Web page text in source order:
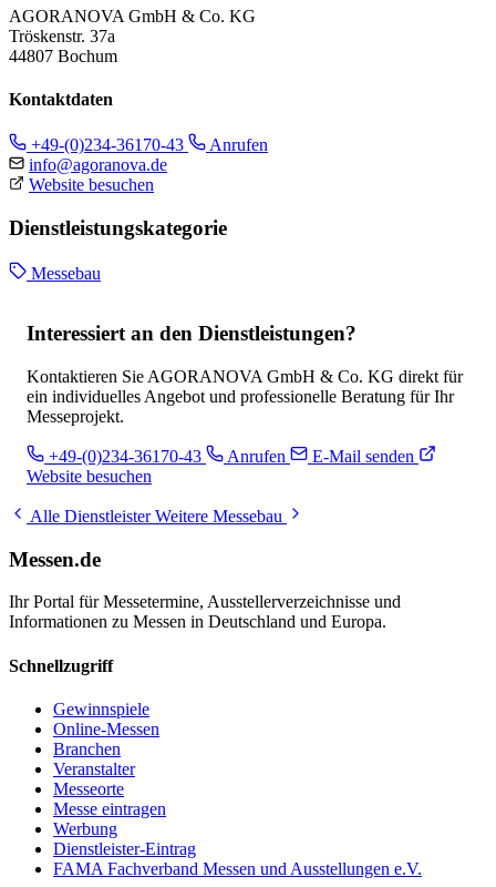
AGORANOVA GmbH & Co. KG
Tröskenstr. 37a
44807 Bochum
Kontaktdaten
+49-(0)234-36170-43
Anrufen
info@agoranova.de
Website besuchen
Dienstleistungskategorie
Messebau
Interessiert an den Dienstleistungen?
Kontaktieren Sie AGORANOVA GmbH & Co. KG direkt für
ein individuelles Angebot und professionelle Beratung für Ihr
Messeprojekt.
+49-(0)234-36170-43 Anrufen
E-Mail senden
Website besuchen
Alle DienstleisterWeitere Messebau
Messen.de
Ihr Portal für Messetermine, Ausstellerverzeichnisse und
Informationen zu Messen in Deutschland und Europa.
Schnellzugriff
Gewinnspiele
Online-Messen
Branchen
Veranstalter
Messeorte
Messe eintragen
Werbung
Dienstleister-Eintrag
FAMA Fachverband Messen und Ausstellungen e.V.